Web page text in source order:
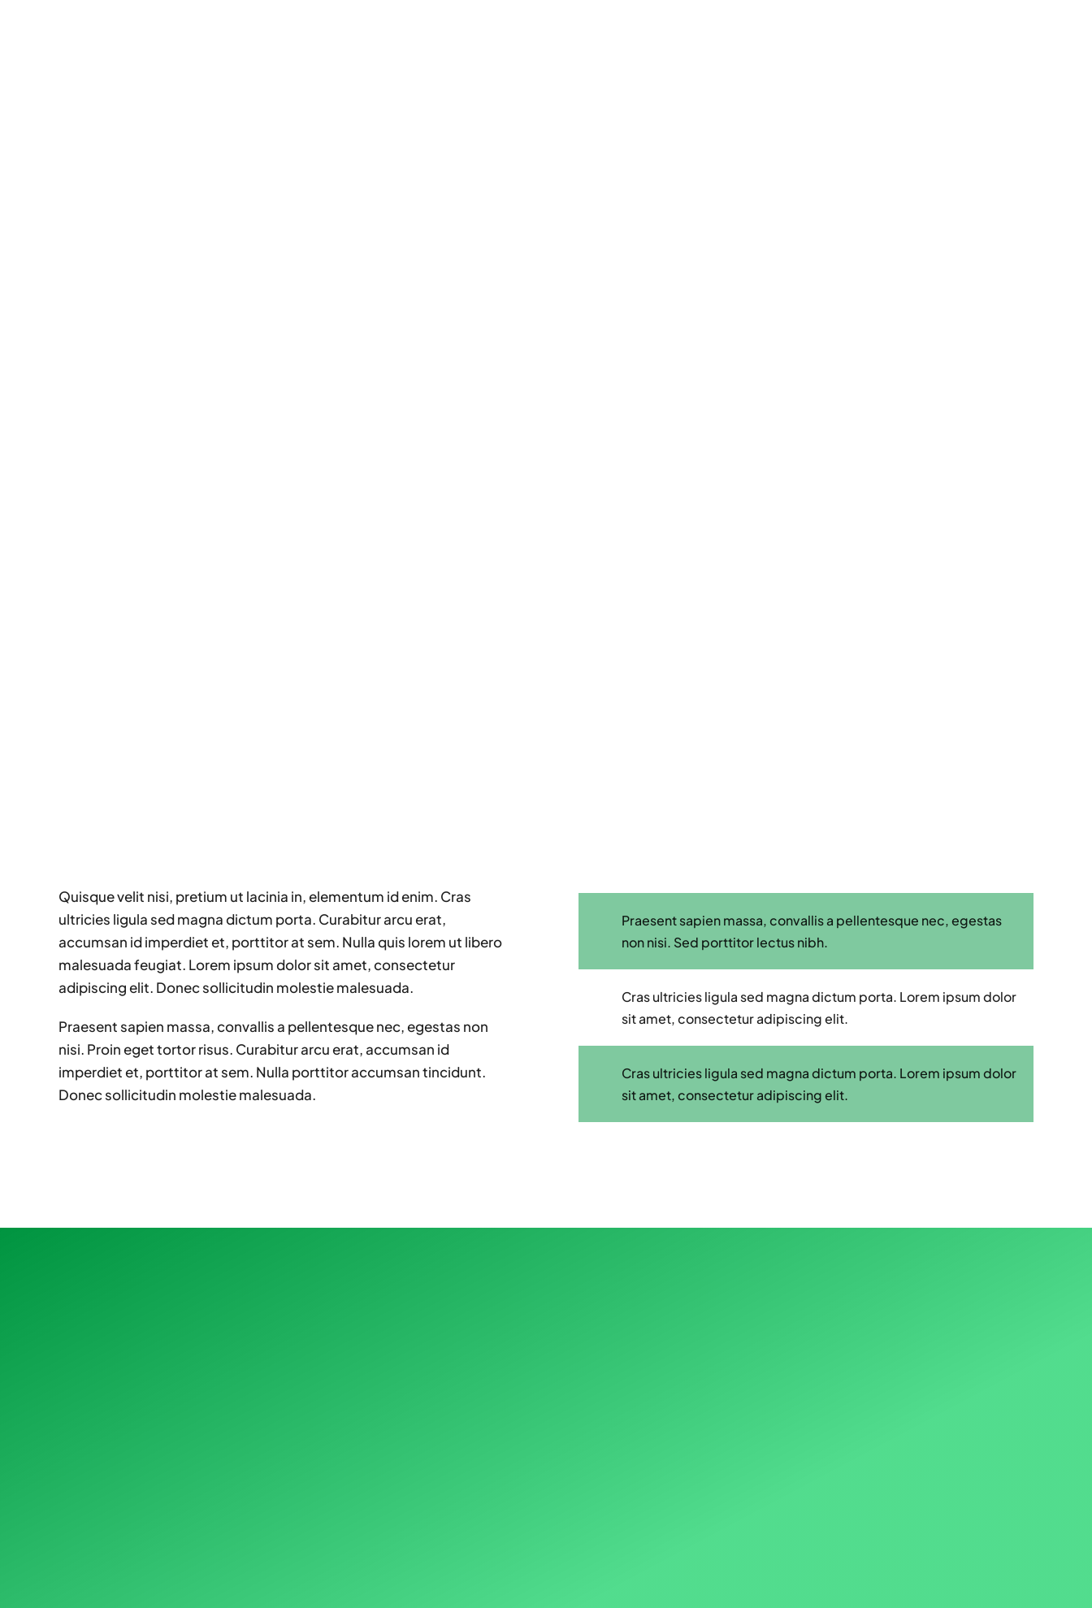
Quisque velit nisi, pretium ut lacinia in, elementum id enim. Cras
ultricies ligula sed magna dictum porta. Curabitur arcu erat,
accumsan id imperdiet et, porttitor at sem. Nulla quis lorem ut libero
malesuada feugiat. Lorem ipsum dolor sit amet, consectetur
adipiscing elit. Donec sollicitudin molestie malesuada.
Praesent sapien massa, convallis a pellentesque nec, egestas non
nisi. Proin eget tortor risus. Curabitur arcu erat, accumsan id
imperdiet et, porttitor at sem. Nulla porttitor accumsan tincidunt.
Donec sollicitudin molestie malesuada.
Praesent sapien massa, convallis a pellentesque nec, egestas
non nisi. Sed porttitor lectus nibh.
Cras ultricies ligula sed magna dictum porta. Lorem ipsum dolor
sit amet, consectetur adipiscing elit.
Cras ultricies ligula sed magna dictum porta. Lorem ipsum dolor
sit amet, consectetur adipiscing elit.